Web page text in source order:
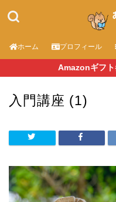
ホーム プロフィール
Amazonギフト
入門講座 (1)